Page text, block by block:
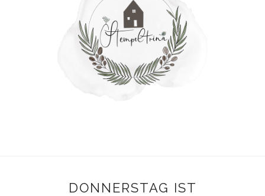
DONNERSTAG IST